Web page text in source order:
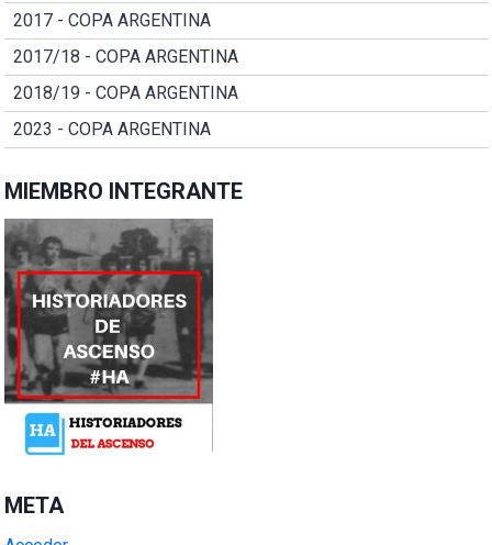
2017 - COPA ARGENTINA
2017/18 - COPA ARGENTINA
2018/19 - COPA ARGENTINA
2023 - COPA ARGENTINA
MIEMBRO INTEGRANTE
META